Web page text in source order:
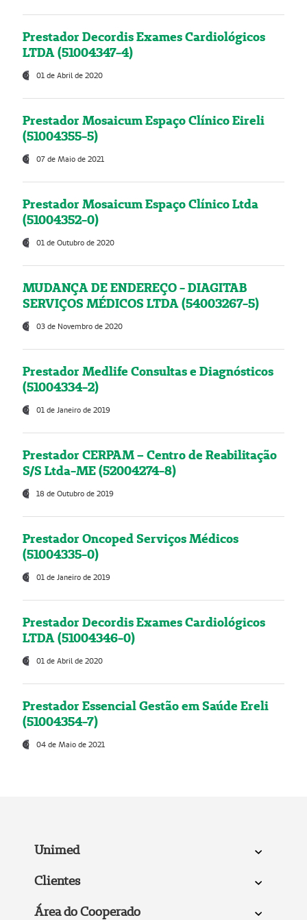
Prestador Decordis Exames Cardiológicos
LTDA (51004347-4)
01 de Abril de 2020
Prestador Mosaicum Espaço Clínico Eireli
(51004355-5)
07 de Maio de 2021
Prestador Mosaicum Espaço Clínico Ltda
(51004352-0)
01 de Outubro de 2020
MUDANÇA DE ENDEREÇO - DIAGITAB
SERVIÇOS MÉDICOS LTDA (54003267-5)
03 de Novembro de 2020
Prestador Medlife Consultas e Diagnósticos
(51004334-2)
01 de Janeiro de 2019
Prestador CERPAM – Centro de Reabilitação
S/S Ltda-ME (52004274-8)
18 de Outubro de 2019
Prestador Oncoped Serviços Médicos
(51004335-0)
01 de Janeiro de 2019
Prestador Decordis Exames Cardiológicos
LTDA (51004346-0)
01 de Abril de 2020
Prestador Essencial Gestão em Saúde Ereli
(51004354-7)
04 de Maio de 2021
Unimed
Clientes
Área do Cooperado